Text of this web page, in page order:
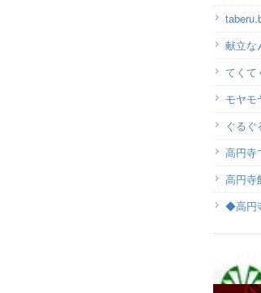
献立な
てくて
モヤモ
ぐる
高円寺
高円寺
◆高円